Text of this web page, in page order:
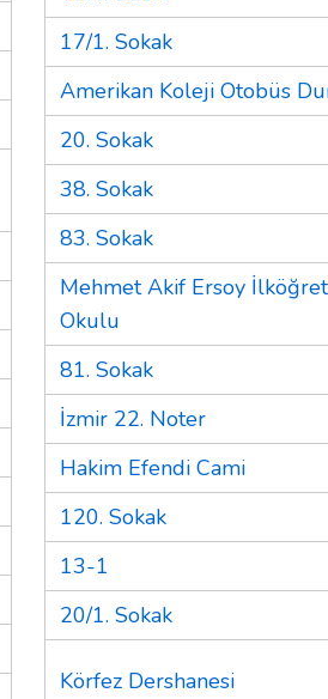
17/1. Sokak
Amerikan Koleji Otobüs
20. Sokak
38. Sokak
83. Sokak
Mehmet Akif Ersoy
Okulu
81. Sokak
İzmir 22. Noter
Hakim Efendi Cami
120. Sokak
13-1
20/1. Sokak
Körfez Dershanesi